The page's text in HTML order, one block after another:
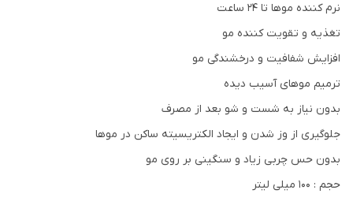
نرم کننده موها تا 24 ساعت
تغذیه و تقویت کننده مو
افزایش شفافیت و درخشندگی مو
ترمیم موهای آسیب دیده
بدون نیاز به شست و شو بعد از مصرف
جلوگیری از وز شدن و ایجاد الکتریسیته ساکن در موها
بدون حس چربی زیاد و سنگینی بر روی مو
حجم : 100 میلی لیتر